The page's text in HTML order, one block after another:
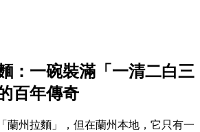
：一碗裝滿「一清二白三
百年傳奇
蘭州拉麵」，但在蘭州本地，它只有一